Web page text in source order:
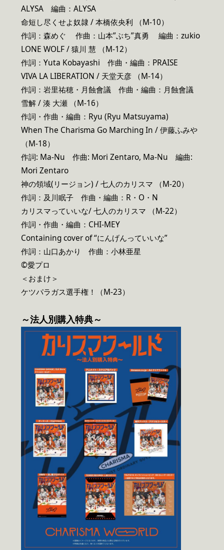
ALYSA 編曲：ALYSA
命短し尽くせよ奴隷 / 本橋依央利 （M-10）
作詞：森めぐ 作曲：山本”ぶち”真勇 編曲：zukio
LONE WOLF / 猿川 慧 （M-12）
作詞：Yuta Kobayashi 作曲・編曲：PRAISE
VIVA LA LIBERATION / 天堂天彦 （M-14）
作詞：岩里祐穂・月蝕會議 作曲・編曲：月蝕會議
雪解 / 湊 大瀬 （M-16）
作詞・作曲・編曲：Ryu (Ryu Matsuyama)
When The Charisma Go Marching In / 伊藤ふみや
（M-18）
作詞: Ma-Nu 作曲: Mori Zentaro, Ma-Nu 編曲:
Mori Zentaro
神の領域(リージョン) / 七人のカリスマ （M-20）
作詞：及川眠子 作曲・編曲：R・O・N
カリスマっていいな/ 七人のカリスマ （M-22）
作詞・作曲・編曲：CHI-MEY
Containing cover of “にんげんっていいな”
作詞：山口あかり 作曲：小林亜星
©愛プロ
＜おまけ＞
ケツパラガス選手権！（M-23）
～法人別購入特典～